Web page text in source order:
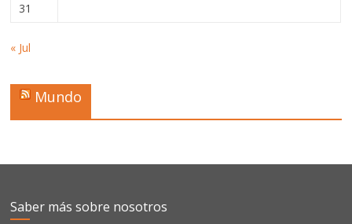
31
« Jul
Mundo
Saber más sobre nosotros